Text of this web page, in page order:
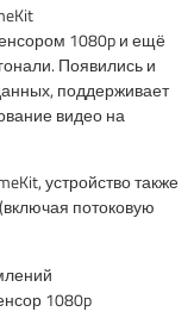
1080p и ещё
Появились и
поддерживает
видео на
устройство также
потоковую
1080p